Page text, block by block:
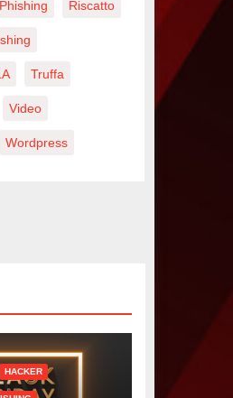
Phishing Riscatto
Truffa
Video
Wordpress
HACKER